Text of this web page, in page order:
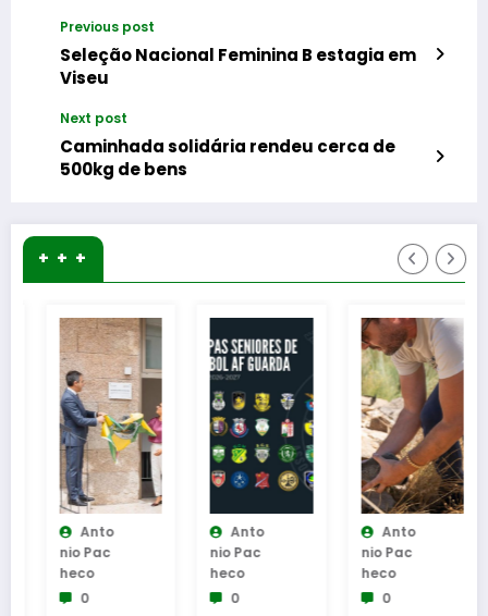
Previous post
Seleção Nacional Feminina B estagia em
Viseu
Next post
Caminhada solidária rendeu cerca de
500kg de bens
+ + +
Anto
Nio Pac
Heco
0
Anto
Nio Pac
Heco
0
Anto
Nio Pac
Heco
0